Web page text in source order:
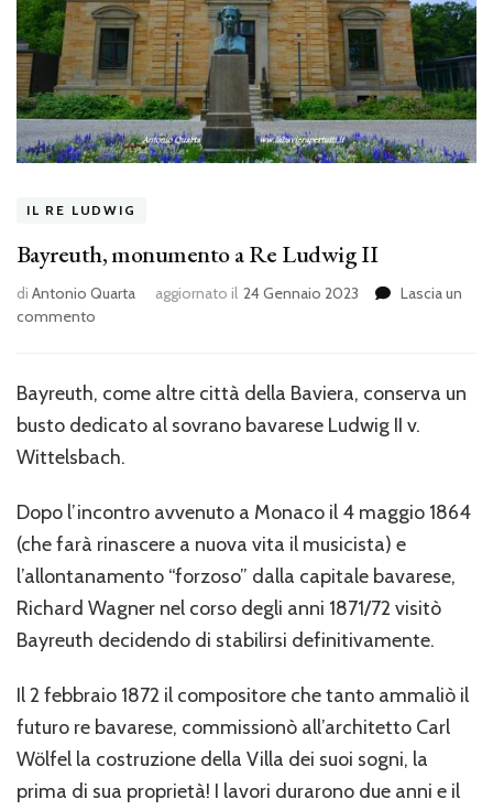
IL RE LUDWIG
Bayreuth, monumento a Re Ludwig II
di Antonio Quarta aggiornato il 24 Gennaio 2023
Lascia un
commento
Re
Ludwig
II
Bayreuth, come altre città della Baviera, conserva un
busto dedicato al sovrano bavarese Ludwig II v.
Wittelsbach.
Dopo l’incontro avvenuto a Monaco il 4 maggio 1864
(che farà rinascere a nuova vita il musicista) e
l’allontanamento “forzoso” dalla capitale bavarese,
Richard Wagner nel corso degli anni 1871/72 visitò
Bayreuth decidendo di stabilirsi definitivamente.
Il 2 febbraio 1872 il compositore che tanto ammaliò il
futuro re bavarese, commissionò all’architetto Carl
Wölfel la costruzione della Villa dei suoi sogni, la
prima di sua proprietà! I lavori durarono due anni e il